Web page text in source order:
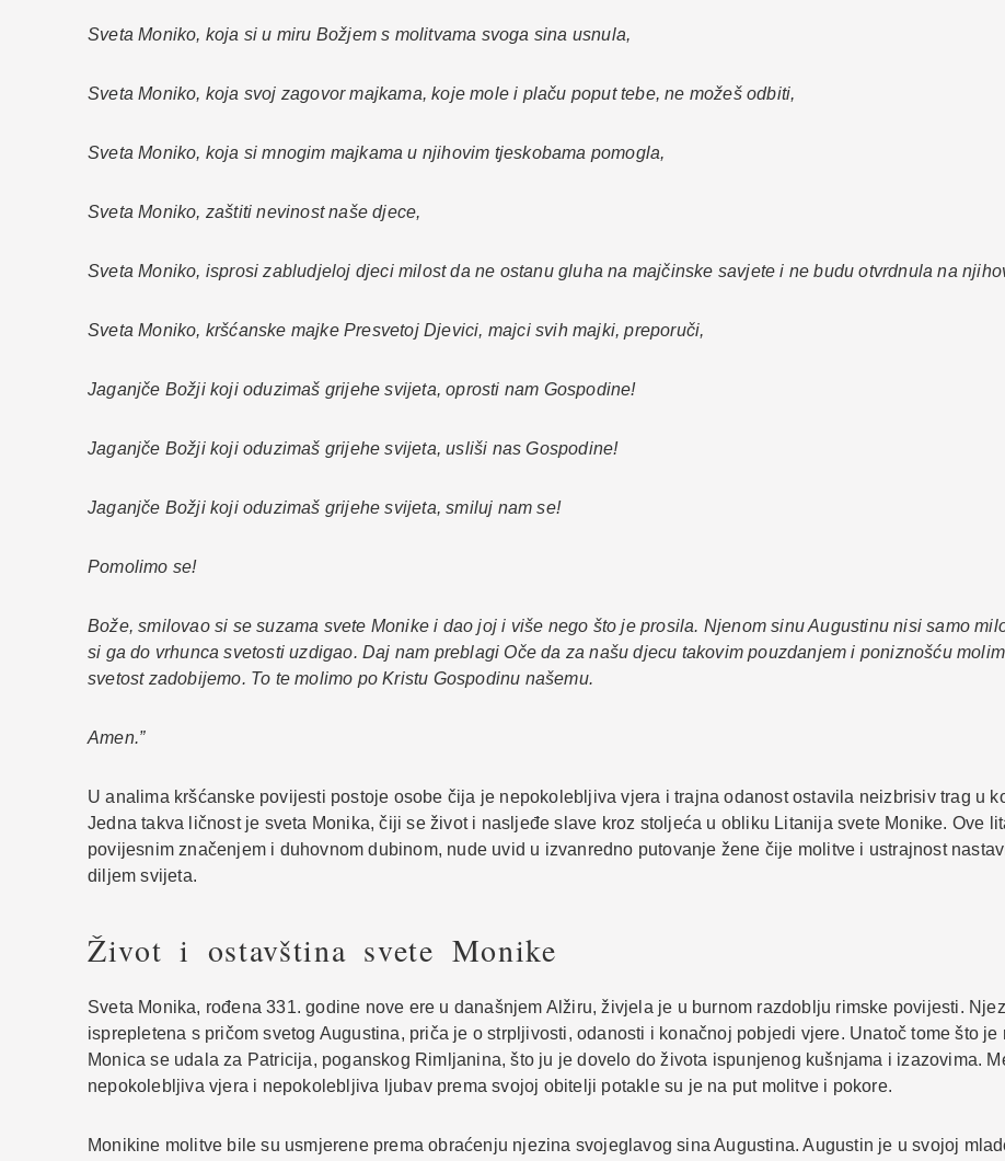
Sveta Moniko, koja si u miru Božjem s molitvama svoga sina usnula,
Sveta Moniko, koja svoj zagovor majkama, koje mole i plaču poput tebe, ne možeš odbiti,
Sveta Moniko, koja si mnogim majkama u njihovim tjeskobama pomogla,
Sveta Moniko, zaštiti nevinost naše djece,
Sveta Moniko, isprosi zabludjeloj djeci milost da ne ostanu gluha na majčinske savjete i ne budu otvrdnula na
Sveta Moniko, kršćanske majke Presvetoj Djevici, majci svih majki, preporuči,
Jaganjče Božji koji oduzimaš grijehe svijeta, oprosti nam Gospodine!
Jaganjče Božji koji oduzimaš grijehe svijeta, usliši nas Gospodine!
Jaganjče Božji koji oduzimaš grijehe svijeta, smiluj nam se!
Pomolimo se!
Bože, smilovao si se suzama svete Monike i dao joj i više nego što je prosila. Njenom sinu Augustinu nisi samo
si ga do vrhunca svetosti uzdigao. Daj nam preblagi Oče da za našu djecu takovim pouzdanjem i poniznošću
svetost zadobijemo. To te molimo po Kristu Gospodinu našemu.
Amen.”
U analima kršćanske povijesti postoje osobe čija je nepokolebljiva vjera i trajna odanost ostavila neizbrisiv trag u
Jedna takva ličnost je sveta Monika, čiji se život i nasljeđe slave kroz stoljeća u obliku Litanija svete Monike. Ove
povijesnim značenjem i duhovnom dubinom, nude uvid u izvanredno putovanje žene čije molitve i ustrajnost
diljem svijeta.
Život i ostavština svete Monike
Sveta Monika, rođena 331. godine nove ere u današnjem Alžiru, živjela je u burnom razdoblju rimske povijesti.
isprepletena s pričom svetog Augustina, priča je o strpljivosti, odanosti i konačnoj pobjedi vjere. Unatoč tome što
Monica se udala za Patricija, poganskog Rimljanina, što ju je dovelo do života ispunjenog kušnjama i izazovima.
nepokolebljiva vjera i nepokolebljiva ljubav prema svojoj obitelji potakle su je na put molitve i pokore.
Monikine molitve bile su usmjerene prema obraćenju njezina svojeglavog sina Augustina. Augustin je u svojoj